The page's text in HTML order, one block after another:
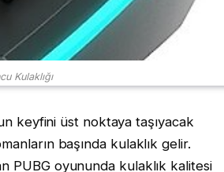
Kulaklığı
keyfini üst noktaya taşıyacak
başında kulaklık gelir.
PUBG oyununda kulaklık kalitesi